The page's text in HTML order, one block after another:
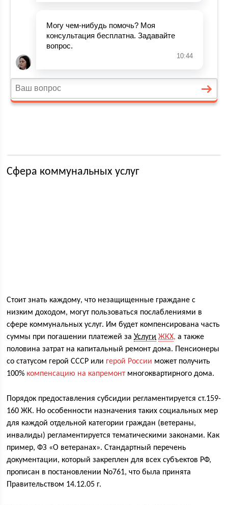
Сфера коммунальных услуг
Стоит знать каждому, что незащищенные граждане с
низким доходом, могут пользоваться послаблениями в
сфере коммунальных услуг. Им будет компенсирована часть
суммы при погашении платежей заУслуги ЖКХ, а также
половина затрат на капитальный ремонт дома. Пенсионеры
со статусом герой СССР или герой России может получить
100% компенсацию на капремонт многоквартирного дома.
Порядок предоставления субсидии регламентируется ст.159-
160 ЖК. Но особенности назначения таких социальных мер
для каждой отдельной категории граждан (ветераны,
инвалиды) регламентируется тематическими законами. Как
пример, ФЗ «О ветеранах». Стандартный перечень
документации, который закреплен для всех субъектов РФ,
прописан в постановлении No761, что была принята
Правительством 14.12.05 г.